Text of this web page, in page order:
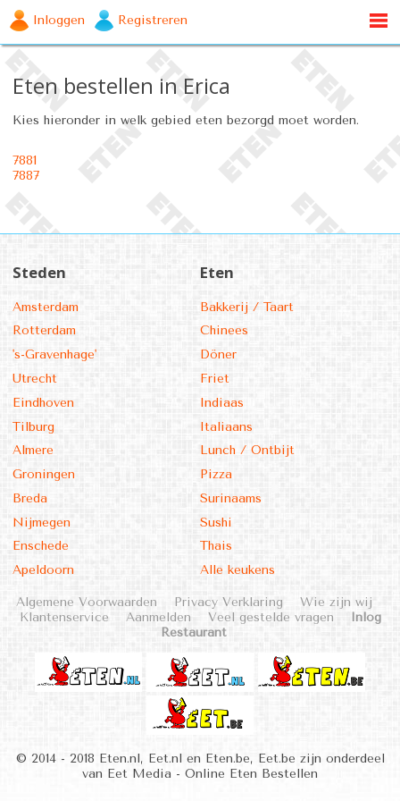
Inloggen Registreren
Eten bestellen in Erica
Kies hieronder in welk gebied eten bezorgd moet worden.
7881
7887
Steden
Amsterdam
Rotterdam
's-Gravenhage'
Utrecht
Eindhoven
Tilburg
Almere
Groningen
Breda
Nijmegen
Enschede
Apeldoorn
Eten
Bakkerij / Taart
Chinees
Döner
Friet
Indiaas
Italiaans
Lunch / Ontbijt
Pizza
Surinaams
Sushi
Thais
Alle keukens
Algemene Voorwaarden Privacy Verklaring
Wie zijn wij
Klantenservice
Aanmelden Veel gestelde vragen
Inlog
Restaurant
© 2014 - 2018 Eten.nl, Eet.nl en Eten.be, Eet.be zijn onderdeel
van Eet Media - Online Eten Bestellen